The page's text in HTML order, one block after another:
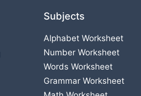
Subjects
Alphabet Worksheet
Number Worksheet
Words Worksheet
Grammar Worksheet